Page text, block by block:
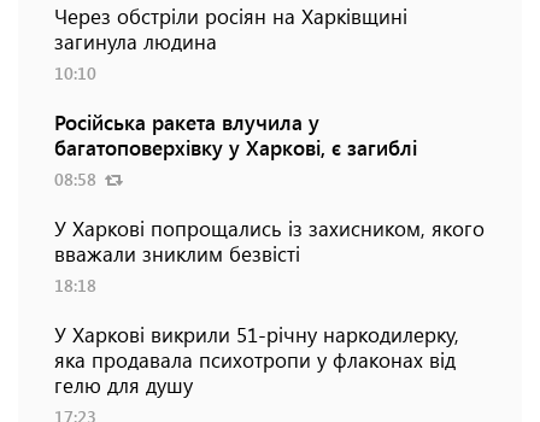
Через обстріли росіян на Харківщині
загинула людина
10:10
Російська ракета влучила у
багатоповерхівку у Харкові, є загиблі
08:58
У Харкові попрощались із захисником, якого
вважали зниклим безвісті
18:18
У Харкові викрили 51-річну наркодилерку,
яка продавала психотропи у флаконах від
гелю для душу
17:23